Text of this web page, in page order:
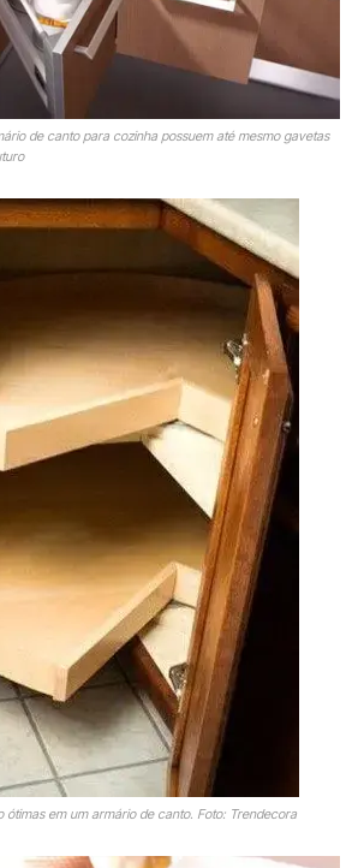
de canto para cozinha possuem até mesmo gavetas
ótimas em um armário de canto. Foto: Trendecora